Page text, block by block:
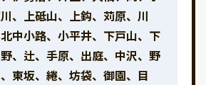
、上砥山、上鈎、苅原、川
中小路、小平井、下戸山、下
、辻、手原、出庭、中沢、野
東坂、綣、坊袋、御園、目